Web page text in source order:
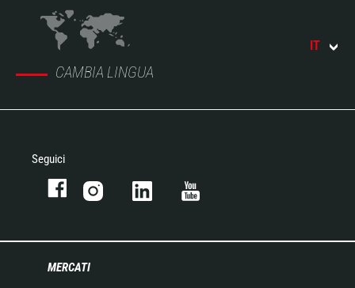
CAMBIA LINGUA
IT
Seguici
MERCATI